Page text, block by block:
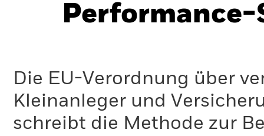
Performance-
Die EU-Verordnung über
Kleinanleger und
schreibt die Methode zur